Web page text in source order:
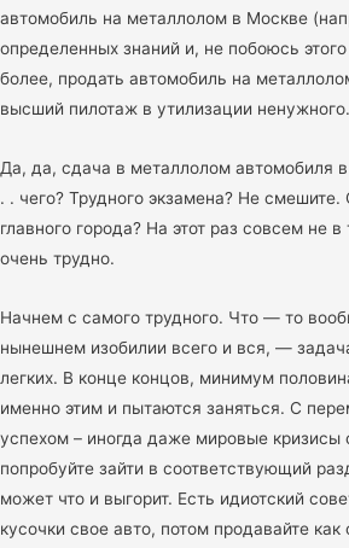
автомобиль на металлолом в Москве
определенных знаний и, не побоюсь
более, продать автомобиль на
высший пилотаж в утилизации ненужного.
Да, да, сдача в металлолом автомобиля
. . чего? Трудного экзамена? Не
главного города? На этот раз совсем не
очень трудно.
Начнем с самого трудного. Что — то
нынешнем изобилии всего и вся, —
легких. В конце концов, минимум
именно этим и пытаются заняться. С
успехом – иногда даже мировые кризисы
попробуйте зайти в соответствующий
может что и выгорит. Есть идиотский
кусочки свое авто, потом продавайте